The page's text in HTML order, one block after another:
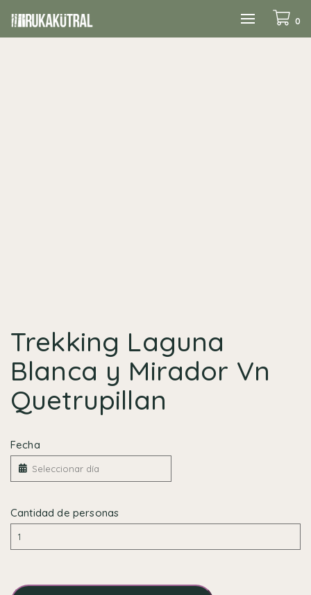
Alternar
navegación
0
Trekking Laguna
Blanca y Mirador Vn
Quetrupillan
Fecha
Cantidad de personas